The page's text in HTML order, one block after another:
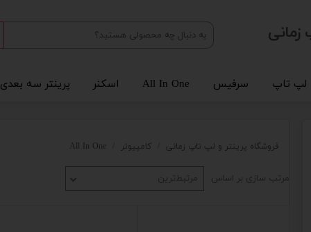
زمانی
لپ تاپ سرفیس All In One اسکنر پرینتر سه بعدی
فروشگاه پرینتر و لپ تاپ زمانی کامپیوتر All In One
مرتب سازی بر اساس مرتبط‌ترین